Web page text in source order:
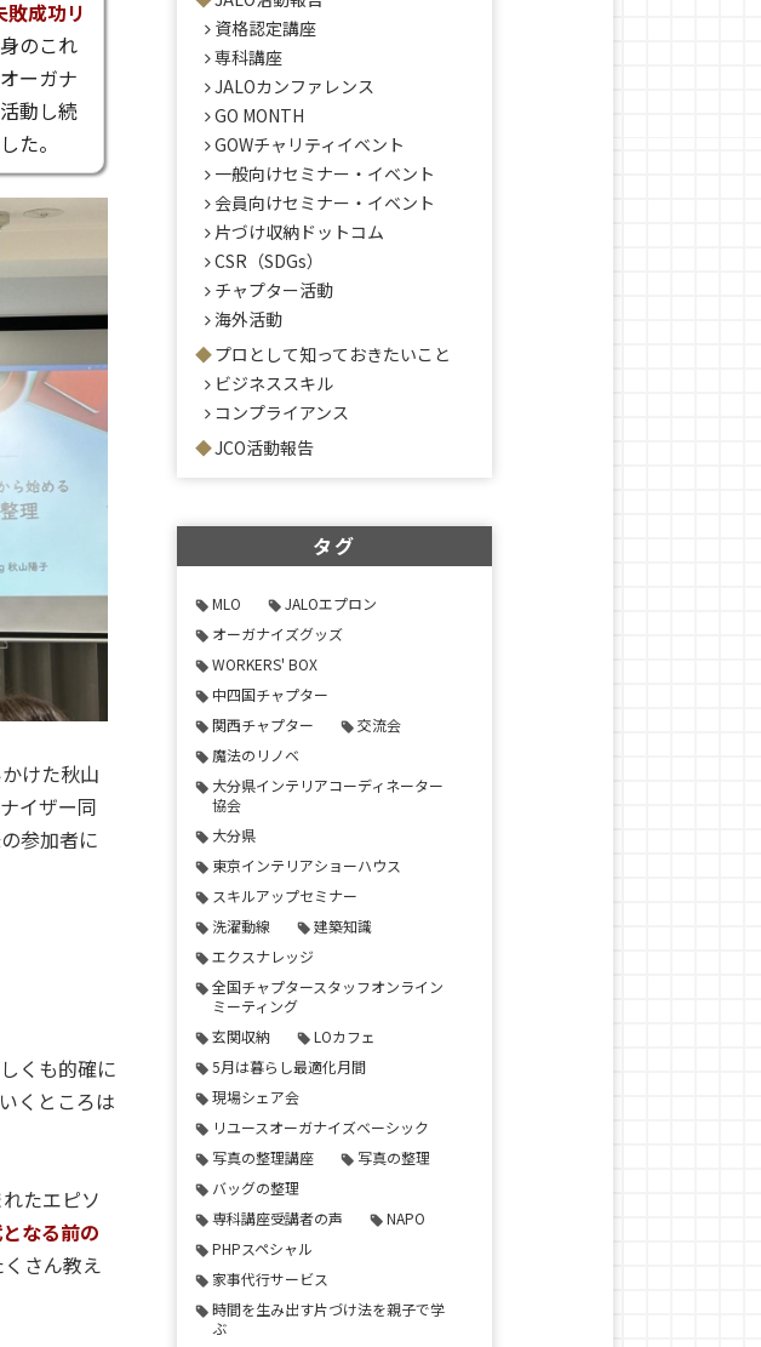
敗成功リ
のこれ
ーガナ
動し続
た。
けた秋山
イザー同
参加者に
くも的確に
くところは
たエピソ
なる前の
さん教え
資格認定講座
専科講座
JALOカンファレンス
GO MONTH
GOWチャリティイベント
一般向けセミナー・イベント
会員向けセミナー・イベント
片づけ収納ドットコム
CSR（SDGs）
チャプター活動
海外活動
プロとして知っておきたいこと
ビジネススキル
コンプライアンス
JCO活動報告
タグ
MLO
JALOエプロン
オーガナイズグッズ
WORKERS' BOX
中四国チャプター
関西チャプター
交流会
魔法のリノベ
大分県インテリアコーディネーター
協会
大分県
東京インテリアショーハウス
スキルアップセミナー
洗濯動線
建築知識
エクスナレッジ
全国チャプタースタッフオンライン
ミーティング
玄関収納
LOカフェ
5月は暮らし最適化月間
現場シェア会
リユースオーガナイズベーシック
写真の整理講座
写真の整理
バッグの整理
専科講座受講者の声
NAPO
PHPスペシャル
家事代行サービス
時間を生み出す片づけ法を親子で学
ぶ